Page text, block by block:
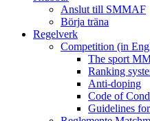
Anslut till SMMAF
Börja träna
Regelverk
Competition (in
The sport
Ranking
Anti-doping
Code of
Guidelines